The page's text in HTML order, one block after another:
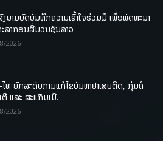
ນາມບົດບັນທຶກຄວາມເຂົ້າໃຈຮ່ວມມື ເພື່ອພັດທະນາ
ລາກອນສື່ມວນຊົນລາວ
2026
ໄທ ຍົກລະດັບການແກ້ໄຂບັນຫາຢາເສບຕິດ, ກຸ່ມຄໍ
ຕີ ແລະ ສະແກັມເມີ.
2026